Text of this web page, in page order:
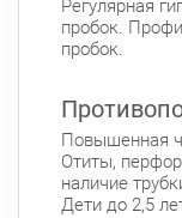
Московский
Невский
ул.
Регулярная
пробок.
пробок.
Повышенная
Отиты,
наличие
Дети до 2,5